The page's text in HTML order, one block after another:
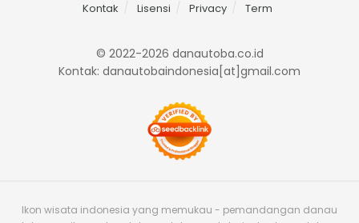
Kontak Lisensi Privacy Term
© 2022-2026 danautoba.co.id
Kontak: danautobaindonesia[at]gmail.com
Ikon wisata indonesia yang memukau - pemandangan danau